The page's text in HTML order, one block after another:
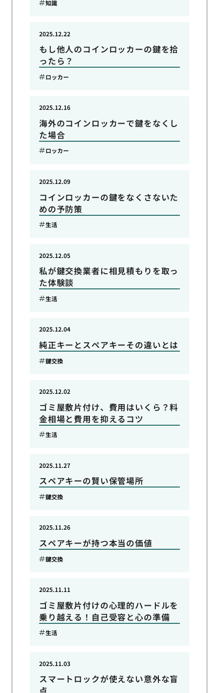
知識
もし他人のコインロッカーの鍵を拾
ったら？
2025.12.22
ロッカー
海外のコインロッカーで鍵をなくし
た場合
2025.12.16
ロッカー
コインロッカーの鍵をなくさないた
めの予防策
2025.12.09
生活
私が鍵交換業者に相見積もりを取っ
た体験談
2025.12.05
生活
純正キーとスペアキーその違いとは
2025.12.04
鍵交換
ゴミ屋敷片付け、費用はいくら？料
金相場と費用を抑えるコツ
2025.12.02
生活
スペアキーの賢い保管場所
2025.11.27
鍵交換
スペアキーが持つ本当の価値
2025.11.26
鍵交換
ゴミ屋敷片付けの心理的ハードルを
乗り越える！自己受容と心の準備
2025.11.11
生活
スマートロックが使えない意外な盲
2025.11.03